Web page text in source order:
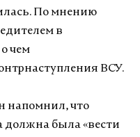
По мнению
в
чем
ВСУ.
напомнил, что
должна была «вести